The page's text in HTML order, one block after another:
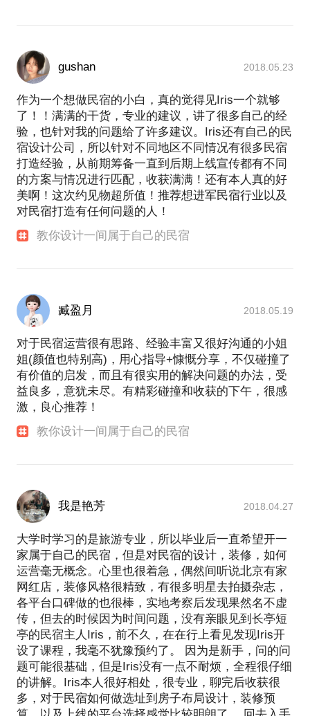
gushan 2018.05.23
作为一个想做民宿的小白，真的觉得见Iris一个就够
了！！满满的干货，专业的建议，讲了很多自己的经
验，也针对我的问题给了许多建议。Iris还有自己的民
宿设计公司，所以针对不同地区不同情况有很多民宿
打造经验，从前期筹备一直到后期上线宣传都有不同
的方案与情况进行匹配，收获满满！还有本人真的好
美啊！这次约见物超所值！推荐想进军民宿行业以及
对民宿打造有任何问题的人！
教你设计一间属于自己的民宿
臧盈月 2018.05.19
对于民宿运营很有思路、经验丰富又很好沟通的小姐
姐(颜值也特别高)，用心指导+慷慨分享，不仅碰撞了
有价值的启发，而且有很实用的解决问题的办法，受
益良多，意犹未尽。有精彩碰撞和收获的下午，很感
激，良心推荐！
教你设计一间属于自己的民宿
我是艳芳 2018.04.27
大学时学习的是旅游专业，所以毕业后一直希望开一
家属于自己的民宿，但是对民宿的设计，装修，如何
运营毫无概念。心里也很着急，偶然间听说北京有家
网红店，装修风格很精致，有很多明星去拍摄杂志，
各平台口碑做的也很棒，实地考察后发现果然名不虚
传，但去的时候因为时间问题，没有亲眼见到长亭短
亭的民宿主人Iris，前不久，在在行上看见发现Iris开
设了课程，我毫不犹豫预约了。 因为是新手，问的问
题可能很基础，但是Iris没有一点不耐烦，全程很仔细
的讲解。Iris本人很好相处，很专业，聊完后收获很
多，对于民宿如何做选址到房子布局设计，装修预